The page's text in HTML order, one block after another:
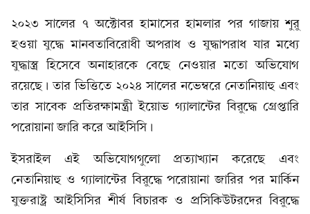
২০২৩ সালের ৭ অক্টোবর হামাসের হামলার পর গাজায় শুরু
হওয়া যুদ্ধে মানবতাবিরোধী অপরাধ ও যুদ্ধাপরাধ যার মধ্যে
যুদ্ধাস্ত্র হিসেবে অনাহারকে বেছে নেওয়ার মতো অভিযোগ
রয়েছে। তার ভিত্তিতে ২০২৪ সালের নভেম্বরে নেতানিয়াহু এবং
তার সাবেক প্রতিরক্ষামন্ত্রী ইয়োভ গ্যালান্টের বিরুদ্ধে গ্রেপ্তারি
পরোয়ানা জারি করে আইসিসি।
ইসরাইল এই অভিযোগগুলো প্রত্যাখ্যান করেছে এবং
নেতানিয়াহু ও গ্যালান্টের বিরুদ্ধে পরোয়ানা জারির পর মার্কিন
যুক্তরাষ্ট্র আইসিসির শীর্ষ বিচারক ও প্রসিকিউটরদের বিরুদ্ধে